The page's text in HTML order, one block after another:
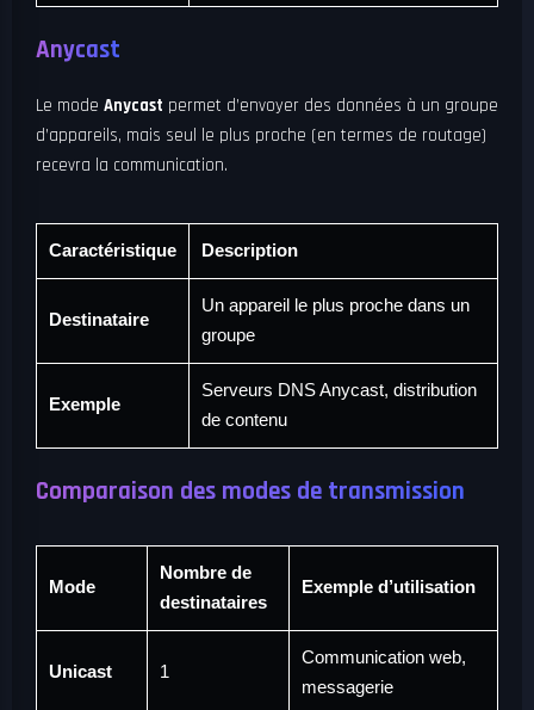
Anycast
Le mode Anycast permet d’envoyer des données à un groupe
d’appareils, mais seul le plus proche (en termes de routage)
recevra la communication.
Caractéristique Description
Destinataire
Un appareil le plus proche dans un
groupe
Exemple
Serveurs DNS Anycast, distribution
de contenu
Comparaison des modes de transmission
Mode
Nombre de
destinataires
Exemple d’utilisation
Unicast 1
Communication web,
messagerie